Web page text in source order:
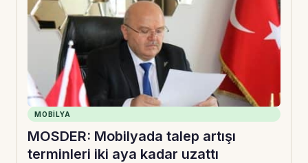
MOBILYA
MOSDER: Mobilyada talep artışı
terminleri iki aya kadar uzattı